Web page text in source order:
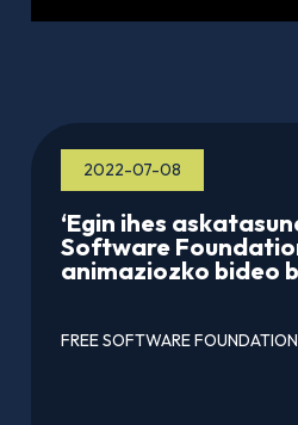
2022-07-08
‘Egin ihes
Software
animaziozko bideo
FREE SOFTWARE FOUNDATION